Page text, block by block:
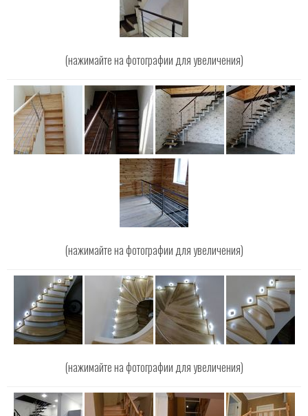
(нажимайте на фотографии для увеличения)
(нажимайте на фотографии для увеличения)
(нажимайте на фотографии для увеличения)